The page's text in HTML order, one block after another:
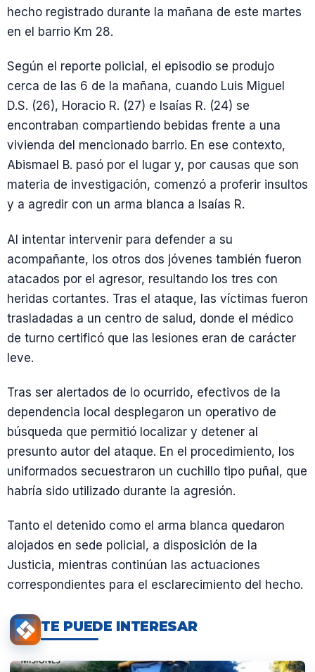
hecho registrado durante la mañana de este martes
en el barrio Km 28.
Según el reporte policial, el episodio se produjo
cerca de las 6 de la mañana, cuando Luis Miguel
D.S. (26), Horacio R. (27) e Isaías R. (24) se
encontraban compartiendo bebidas frente a una
vivienda del mencionado barrio. En ese contexto,
Abismael B. pasó por el lugar y, por causas que son
materia de investigación, comenzó a proferir insultos
y a agredir con un arma blanca a Isaías R.
Al intentar intervenir para defender a su
acompañante, los otros dos jóvenes también fueron
atacados por el agresor, resultando los tres con
heridas cortantes. Tras el ataque, las víctimas fueron
trasladadas a un centro de salud, donde el médico
de turno certificó que las lesiones eran de carácter
leve.
Tras ser alertados de lo ocurrido, efectivos de la
dependencia local desplegaron un operativo de
búsqueda que permitió localizar y detener al
presunto autor del ataque. En el procedimiento, los
uniformados secuestraron un cuchillo tipo puñal, que
habría sido utilizado durante la agresión.
Tanto el detenido como el arma blanca quedaron
alojados en sede policial, a disposición de la
Justicia, mientras continúan las actuaciones
correspondientes para el esclarecimiento del hecho.
TE PUEDE INTERESAR